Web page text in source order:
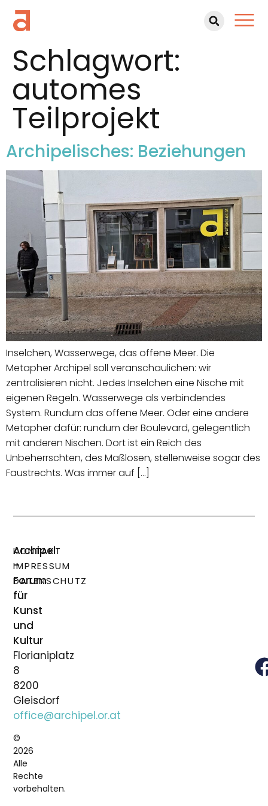
Schlagwort:
automes
Teilprojekt
Archipelisches: Beziehungen
Inselchen, Wasserwege, das offene Meer. Die
Metapher Archipel soll veranschaulichen: wir
zentralisieren nicht. Jedes Inselchen eine Nische mit
eigenen Regeln. Wasserwege als verbindendes
System. Rundum das offene Meer. Oder eine andere
Metapher dafür: rundum der Boulevard, gelegentlich
mit anderen Nischen. Dort ist ein Reich des
Unbeherrschten, des Maßlosen, stellenweise sogar des
Faustrechts. Was immer auf […]
Archipel
–
Forum
für
Kunst
und
Kultur
Florianiplatz
8
8200
Gleisdorf
office@archipel.or.at
©
2026
Alle
Rechte
vorbehalten.
KONTAKT
IMPRESSUM
DATENSCHUTZ